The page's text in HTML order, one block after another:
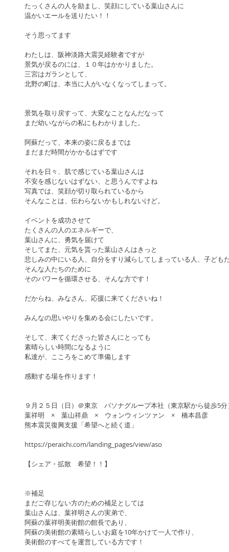
たっくさんの人を励まし、笑顔にしている葉山さんに
温かいエールを送りたい！！
そう思ってます
わたしは、阪神淡路大震災経験者ですが
景気が戻るのには、１０年はかかりました。
三宮はガランとして、
北野の町は、本当に人がいなくなってしまって。
景気を取り戻すって、大変なことなんだなって
まだ幼いながらの私にもわかりました。
阿蘇だって、本来の姿に戻るまでは
まだまだ時間がかかるはずです
それを日々、肌で感じている葉山さんは
不安を感じないはずない、と思うんですよね
写真では、笑顔が切り取られているから
そんなことは、伝わらないかもしれないけど。
イベントを成功させて
たくさんの人のエネルギーで、
葉山さんに、勇気を届けて
そしてまた、元気を貰った葉山さんはきっと
悲しみの中にいる人、自分をすり減らしてしまっている人、子ども
そんな人たちのために
そのパワーを循環させる、そんな方です！
だからね、みなさん、応援に来てくださいね！
みんなの思いやりを集める会にしたいです。
そして、来てくださった皆さんにとっても
素晴らしい時間になるように
私達が、こころをこめて準備します
感動する場を作ります！
９月２５日（日）＠東京　パソナグループ本社（東京駅から徒歩5
葉祥明　×　葉山祥鼎　×　ウォンウィンツァン　×　橋本昌彦
熊本震災復興支援「希望へと続く道」
https://peraichi.com/landing_pages/view/aso
【シェア・拡散　希望！！】
※補足
まだご存じない方のための補足としては
葉山さんは、葉祥明さんの実弟で、
阿蘇の葉祥明美術館の館長であり、
阿蘇の美術館の素晴らしいお庭を10年かけて一人で作り、
美術館のすべてを運営している方です！